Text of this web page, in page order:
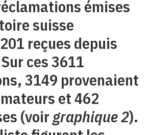
émises
suisse
reçues depuis
ces 3611
3149 provenaient
et 462
(voir graphique 2).